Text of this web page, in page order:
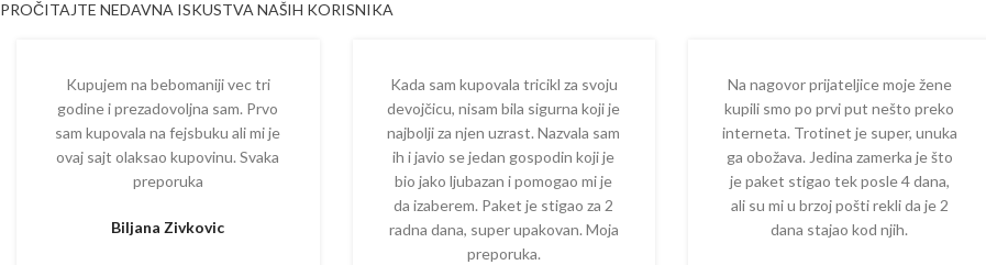
PROČITAJTE NEDAVNA ISKUSTVA NAŠIH KORISNIKA
Kupujem na bebomaniji vec tri
godine i prezadovoljna sam. Prvo
sam kupovala na fejsbuku ali mi je
ovaj sajt olaksao kupovinu. Svaka
preporuka
Biljana Zivkovic
Kada sam kupovala tricikl za svoju
devojčicu, nisam bila sigurna koji je
najbolji za njen uzrast. Nazvala sam
ih i javio se jedan gospodin koji je
bio jako ljubazan i pomogao mi je
da izaberem. Paket je stigao za 2
radna dana, super upakovan. Moja
preporuka.
Na nagovor prijateljice moje žene
kupili smo po prvi put nešto preko
interneta. Trotinet je super, unuka
ga obožava. Jedina zamerka je što
je paket stigao tek posle 4 dana,
ali su mi u brzoj pošti rekli da je 2
dana stajao kod njih.